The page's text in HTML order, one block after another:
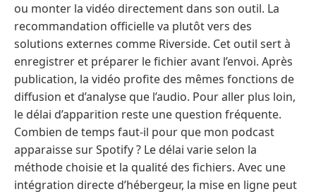
ou monter la vidéo directement dans son outil. La
recommandation officielle va plutôt vers des
solutions externes comme Riverside. Cet outil sert à
enregistrer et préparer le fichier avant l’envoi. Après
publication, la vidéo profite des mêmes fonctions de
diffusion et d’analyse que l’audio. Pour aller plus loin,
le délai d’apparition reste une question fréquente.
Combien de temps faut-il pour que mon podcast
apparaisse sur Spotify ? Le délai varie selon la
méthode choisie et la qualité des fichiers. Avec une
intégration directe d’hébergeur, la mise en ligne peut